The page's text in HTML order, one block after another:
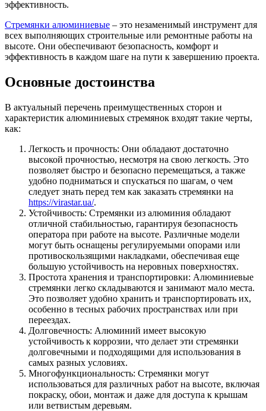
эффективность.
Стремянки алюминиевые – это незаменимый инструмент для
всех выполняющих строительные или ремонтные работы на
высоте. Они обеспечивают безопасность, комфорт и
эффективность в каждом шаге на пути к завершению проекта.
Основные достоинства
В актуальный перечень преимущественных сторон и
характеристик алюминиевых стремянок входят такие черты,
как:
Легкость и прочность: Они обладают достаточно
высокой прочностью, несмотря на свою легкость. Это
позволяет быстро и безопасно перемещаться, а также
удобно подниматься и спускаться по шагам, о чем
следует знать перед тем как заказать стремянки на
https://virastar.ua/.
Устойчивость: Стремянки из алюминия обладают
отличной стабильностью, гарантируя безопасность
оператора при работе на высоте. Различные модели
могут быть оснащены регулируемыми опорами или
противоскользящими накладками, обеспечивая еще
большую устойчивость на неровных поверхностях.
Простота хранения и транспортировки: Алюминиевые
стремянки легко складываются и занимают мало места.
Это позволяет удобно хранить и транспортировать их,
особенно в тесных рабочих пространствах или при
переездах.
Долговечность: Алюминий имеет высокую
устойчивость к коррозии, что делает эти стремянки
долговечными и подходящими для использования в
самых разных условиях.
Многофункциональность: Стремянки могут
использоваться для различных работ на высоте, включая
покраску, обои, монтаж и даже для доступа к крышам
или ветвистым деревьям.